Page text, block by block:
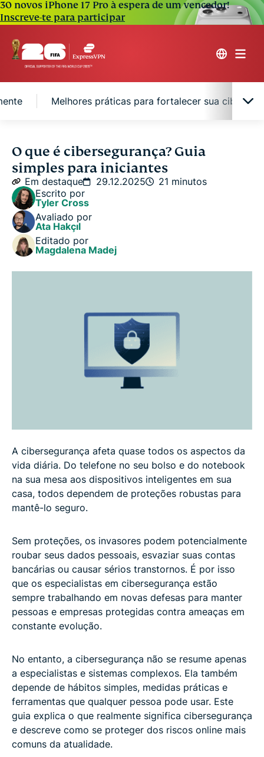
30 novos iPhone 17 Pro à espera de um vencedor!
Inscreve-te para participar
Melhores práticas para fortalecer sua
O que é cibersegurança em termos simples?
Tipos de cibersegurança explicados
Ameaças comuns de cibersegurança que você
deve conhecer
Exemplos reais de grandes ciberataques
Desafios comuns de cibersegurança atualmente
Melhores práticas para fortalecer sua
cibersegurança
A área de cibersegurança oferece uma boa
carreira?
programação?
Perguntas frequentes: dúvidas comuns sobre
cibersegurança
O que é cibersegurança? Guia
simples para iniciantes
Em destaque 29.12.2025
21 minutos
Escrito por
Tyler Cross
Avaliado por
Ata Hakçıl
Editado por
Magdalena Madej
A cibersegurança afeta quase todos os aspectos da
vida diária. Do telefone no seu bolso e do notebook
na sua mesa aos dispositivos inteligentes em sua
casa, todos dependem de proteções robustas para
mantê-lo seguro.
Sem proteções, os invasores podem potencialmente
roubar seus dados pessoais, esvaziar suas contas
bancárias ou causar sérios transtornos. É por isso
que os especialistas em cibersegurança estão
sempre trabalhando em novas defesas para manter
pessoas e empresas protegidas contra ameaças em
constante evolução.
No entanto, a cibersegurança não se resume apenas
a especialistas e sistemas complexos. Ela também
depende de hábitos simples, medidas práticas e
ferramentas que qualquer pessoa pode usar. Este
guia explica o que realmente significa cibersegurança
e descreve como se proteger dos riscos online mais
comuns da atualidade.